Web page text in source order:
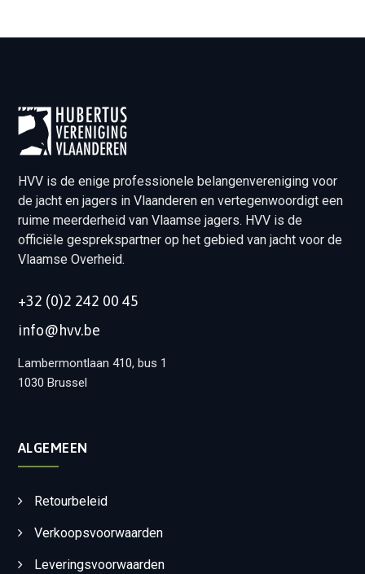
HVV is de enige professionele belangenvereniging voor
de jacht en jagers in Vlaanderen en vertegenwoordigt een
ruime meerderheid van Vlaamse jagers. HVV is de
officiële gesprekspartner op het gebied van jacht voor de
Vlaamse Overheid.
+32 (0)2 242 00 45
info@hvv.be
Lambermontlaan 410, bus 1
1030 Brussel
ALGEMEEN
Retourbeleid
Verkoopsvoorwaarden
Leveringsvoorwaarden